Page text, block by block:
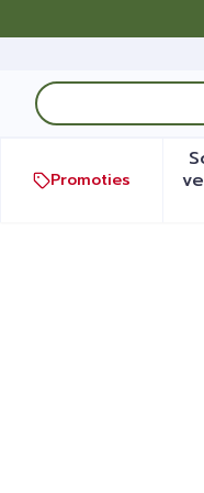
Product, merk,
Promoties
Avene